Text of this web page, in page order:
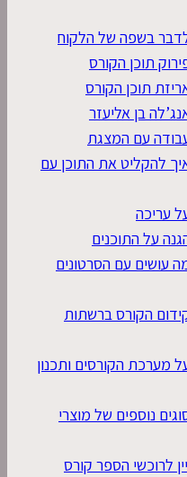
בשפה של הלקוח
תוכן הקורס
תוכן הקורס
בן אליעזר
עם המצגת
להקליט את התוכן עם
עריכה
על התוכנים
עושים עם הסרטונים
הקורס ברשתות
מערכת הקורסים ותכנון
נוספים של מוצרי
לרוכשי הספר קורס